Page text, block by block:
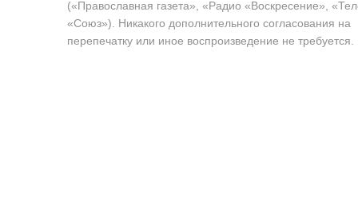
(«Православная газета», «Радио «Воскресение»,
«Союз»). Никакого дополнительного согласования на
перепечатку или иное воспроизведение не требуется.